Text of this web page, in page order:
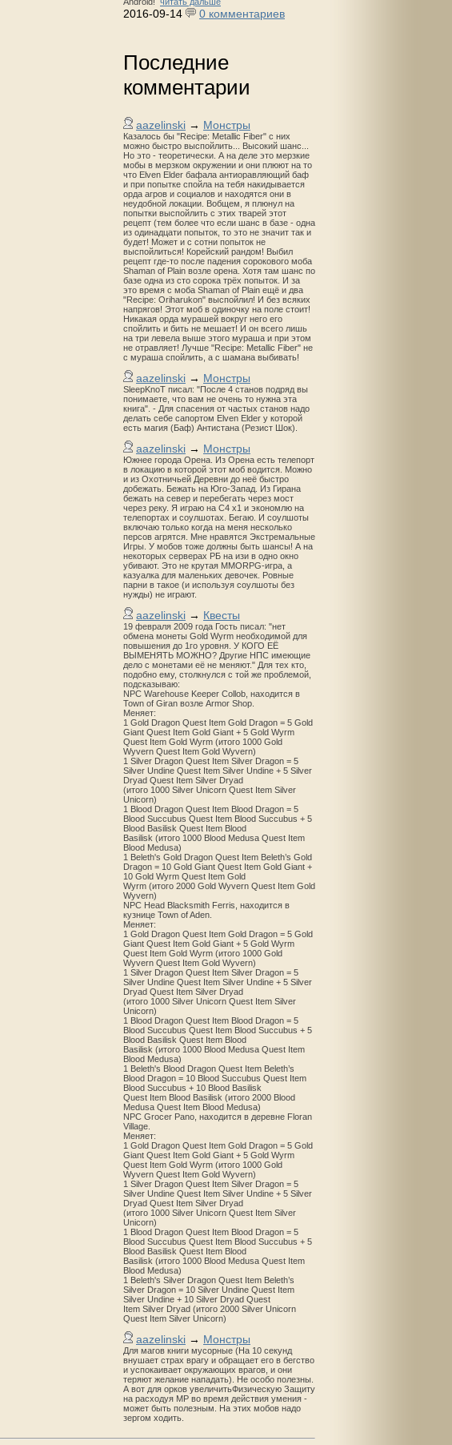
2016-09-14 0 комментариев
Последние
комментарии
aazelinski → Монстры
Казалось бы "Recipe: Metallic Fiber" с них
можно быстро выспойлить... Высокий шанс...
Но это - теоретически. А на деле это мерзкие
мобы в мерзком окружении и они плюют на то
что Elven Elder бафала антиоравляющий баф
и при попытке спойла на тебя накидывается
орда агров и социалов и находятся они в
неудобной локации. Вобщем, я плюнул на
попытки выспойлить с этих тварей этот
рецепт (тем более что если шанс в базе - одна
из одинадцати попыток, то это не значит так и
будет! Может и с сотни попыток не
выспойлиться! Корейский рандом! Выбил
рецепт где-то после падения сорокового моба
Shaman of Plain возле орена. Хотя там шанс по
базе одна из сто сорока трёх попыток. И за
это время с моба Shaman of Plain ещё и два
"Recipe: Oriharukon" выспойлил! И без всяких
напрягов! Этот моб в одиночку на поле стоит!
Никакая орда мурашей вокруг него его
спойлить и бить не мешает! И он всего лишь
на три левела выше этого мураша и при этом
не отравляет! Лучше "Recipe: Metallic Fiber" не
с мураша спойлить, а с шамана выбивать!
aazelinski → Монстры
SleepKnoT писал: "После 4 станов подряд вы
понимаете, что вам не очень то нужна эта
книга". - Для спасения от частых станов надо
делать себе сапортом Elven Elder у которой
есть магия (Баф) Антистана (Резист Шок).
aazelinski → Монстры
Южнее города Орена. Из Орена есть телепорт
в локацию в которой этот моб водится. Можно
и из Охотничьей Деревни до неё быстро
добежать. Бежать на Юго-Запад. Из Гирана
бежать на север и перебегать через мост
через реку. Я играю на С4 х1 и экономлю на
телепортах и соулшотах. Бегаю. И соулшоты
включаю только когда на меня несколько
персов агрятся. Мне нравятся Экстремальные
Игры. У мобов тоже должны быть шансы! А на
некоторых серверах РБ на изи в одно окно
убивают. Это не крутая MMORPG-игра, а
казуалка для маленьких девочек. Ровные
парни в такое (и используя соулшоты без
нужды) не играют.
aazelinski → Квесты
19 февраля 2009 года Гость писал: "нет
обмена монеты Gold Wyrm необходимой для
повышения до 1го уровня. У КОГО ЕЁ
ВЫМЕНЯТЬ МОЖНО? Другие НПС имеющие
дело с монетами её не меняют." Для тех кто,
подобно ему, столкнулся с той же проблемой,
подсказываю:
NPC Warehouse Keeper Collob, находится в
Town of Giran возле Armor Shop.
Меняет:
1 Gold Dragon Quest Item Gold Dragon = 5 Gold
Giant Quest Item Gold Giant + 5 Gold Wyrm
Quest Item Gold Wyrm (итого 1000 Gold
Wyvern Quest Item Gold Wyvern)
1 Silver Dragon Quest Item Silver Dragon = 5
Silver Undine Quest Item Silver Undine + 5 Silver
Dryad Quest Item Silver Dryad
(итого 1000 Silver Unicorn Quest Item Silver
Unicorn)
1 Blood Dragon Quest Item Blood Dragon = 5
Blood Succubus Quest Item Blood Succubus + 5
Blood Basilisk Quest Item Blood
Basilisk (итого 1000 Blood Medusa Quest Item
Blood Medusa)
1 Beleth's Gold Dragon Quest Item Beleth’s Gold
Dragon = 10 Gold Giant Quest Item Gold Giant +
10 Gold Wyrm Quest Item Gold
Wyrm (итого 2000 Gold Wyvern Quest Item Gold
Wyvern)
NPC Head Blacksmith Ferris, находится в
кузнице Town of Aden.
Меняет:
1 Gold Dragon Quest Item Gold Dragon = 5 Gold
Giant Quest Item Gold Giant + 5 Gold Wyrm
Quest Item Gold Wyrm (итого 1000 Gold
Wyvern Quest Item Gold Wyvern)
1 Silver Dragon Quest Item Silver Dragon = 5
Silver Undine Quest Item Silver Undine + 5 Silver
Dryad Quest Item Silver Dryad
(итого 1000 Silver Unicorn Quest Item Silver
Unicorn)
1 Blood Dragon Quest Item Blood Dragon = 5
Blood Succubus Quest Item Blood Succubus + 5
Blood Basilisk Quest Item Blood
Basilisk (итого 1000 Blood Medusa Quest Item
Blood Medusa)
1 Beleth's Blood Dragon Quest Item Beleth’s
Blood Dragon = 10 Blood Succubus Quest Item
Blood Succubus + 10 Blood Basilisk
Quest Item Blood Basilisk (итого 2000 Blood
Medusa Quest Item Blood Medusa)
NPC Grocer Pano, находится в деревне Floran
Village.
Меняет:
1 Gold Dragon Quest Item Gold Dragon = 5 Gold
Giant Quest Item Gold Giant + 5 Gold Wyrm
Quest Item Gold Wyrm (итого 1000 Gold
Wyvern Quest Item Gold Wyvern)
1 Silver Dragon Quest Item Silver Dragon = 5
Silver Undine Quest Item Silver Undine + 5 Silver
Dryad Quest Item Silver Dryad
(итого 1000 Silver Unicorn Quest Item Silver
Unicorn)
1 Blood Dragon Quest Item Blood Dragon = 5
Blood Succubus Quest Item Blood Succubus + 5
Blood Basilisk Quest Item Blood
Basilisk (итого 1000 Blood Medusa Quest Item
Blood Medusa)
1 Beleth's Silver Dragon Quest Item Beleth’s
Silver Dragon = 10 Silver Undine Quest Item
Silver Undine + 10 Silver Dryad Quest
Item Silver Dryad (итого 2000 Silver Unicorn
Quest Item Silver Unicorn)
aazelinski → Монстры
Для магов книги мусорные (На 10 секунд
внушает страх врагу и обращает его в бегство
и успокаивает окружающих врагов, и они
теряют желание нападать). Не особо полезны.
А вот для орков увеличитьФизическую Защиту
на расходуя MP во время действия умения -
может быть полезным. На этих мобов надо
зергом ходить.